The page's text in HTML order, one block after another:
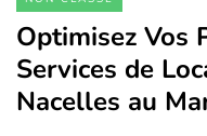
Optimisez Vos
Services de
Nacelles au